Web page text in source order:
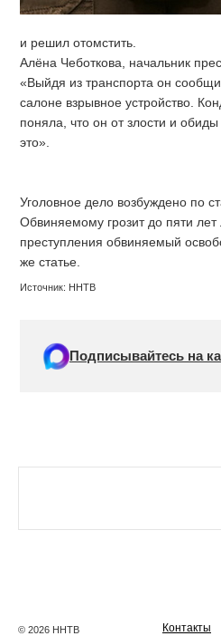
и решил отомстить.
Алёна Чеботкова, начальник
«Выйдя из транспорта он
салоне взрывное устройство.
поняла, что он от злости и
это».
Уголовное дело возбуждено по
Обвиняемому грозит до пяти
преступления обвиняемый
же статье.
Источник: ННТВ
Подписывайтесь на
© 2026 ННТВ Контакты